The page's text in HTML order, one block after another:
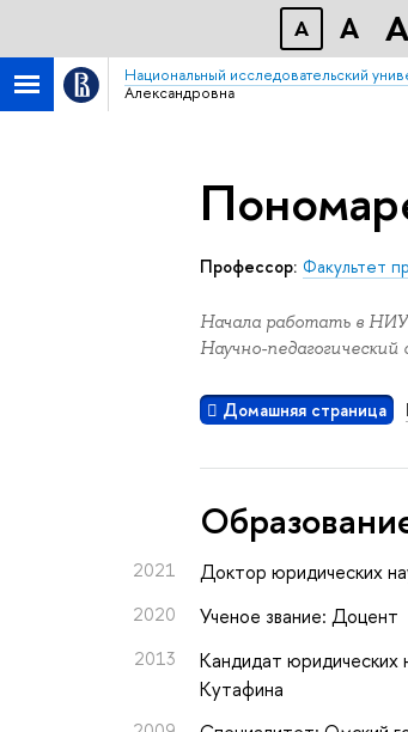
A A A
Национальный исследовательский
Александровна
Профессор: Факультет
Начала работать в
Научно-
Домашняя страница
2021 Доктор юридических
2020 Ученое звание: Доцент
2013
Кандидат юридических
Кутафина